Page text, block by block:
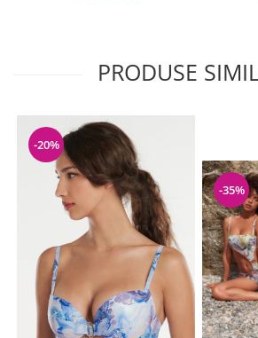
PRODUSE
-20%
-35%